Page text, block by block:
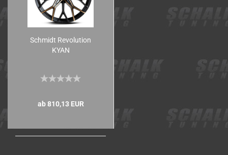
Schmidt Re­vo­lu­ti­on
KYAN
ab 810,13 EUR